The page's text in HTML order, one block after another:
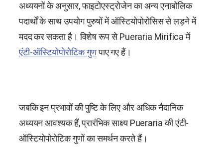
अध्ययनों के अनुसार, फाइटोएस्ट्रोजेन का अन्य एनाबोलिक
पदार्थों के साथ उपयोग पुरुषों में ऑस्टियोपोरोसिस से लड़ने में
मदद कर सकता है। विशेष रूप सेPueraria Mirificaमें
एंटी-ऑस्टियोपोरोटिक गुणपाए गए हैं।
जबकि इन प्रभावों की पुष्टि के लिए और अधिक नैदानिक
अध्ययन आवश्यक हैं, प्रारंभिक साक्ष्य Pueraria की एंटी-
ऑस्टियोपोरोटिक गुणों का समर्थन करते हैं।